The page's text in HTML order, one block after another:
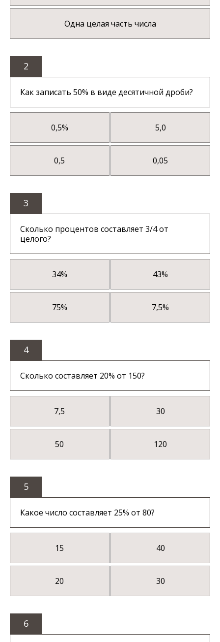
Одна целая часть числа
2
Как записать 50% в виде десятичной дроби?
0,5% 5,0
0,5 0,05
3
Сколько процентов составляет 3/4 от
целого?
34% 43%
75% 7,5%
4
Сколько составляет 20% от 150?
7,5 30
50 120
5
Какое число составляет 25% от 80?
15 40
20 30
6